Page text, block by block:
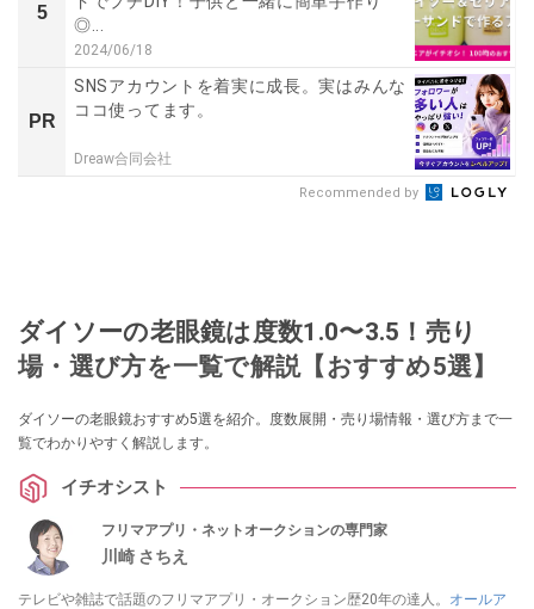
5
◎...
2024/06/18
PR
SNSアカウントを着実に成長。実はみんな
ココ使ってます。
Dreaw合同会社
Recommended by
ダイソーの老眼鏡は度数1.0〜3.5！売り
場・選び方を一覧で解説【おすすめ5選】
ダイソーの老眼鏡おすすめ5選を紹介。度数展開・売り場情報・選び方まで一
覧でわかりやすく解説します。
イチオシスト
フリマアプリ・ネットオークションの専門家
川崎 さちえ
テレビや雑誌で話題のフリマアプリ・オークション歴20年の達人。 オールア